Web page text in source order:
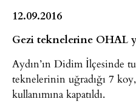
12.09.2016
Gezi teknelerine OHAL
Aydın’ın Didim İlçesinde
teknelerinin uğradığı 7
kullanımına kapatıldı.